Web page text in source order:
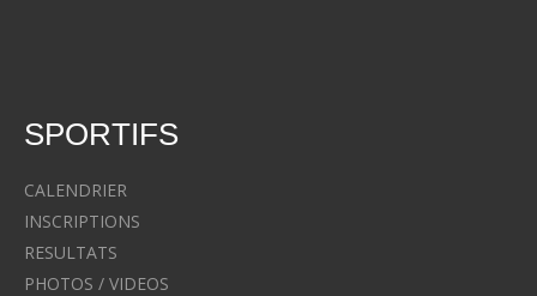
SPORTIFS
CALENDRIER
INSCRIPTIONS
RESULTATS
PHOTOS / VIDEOS